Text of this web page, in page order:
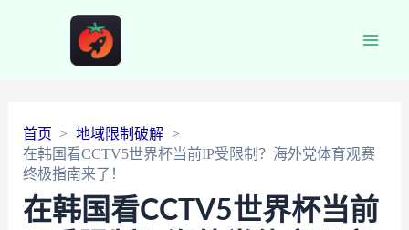
首页
地域限制破解
在韩国看CCTV5世界杯当前IP受限制？海外党体育观赛
终极指南来了！
在韩国看CCTV5世界杯当前